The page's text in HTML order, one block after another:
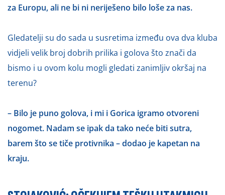
za Europu, ali ne bi ni neriješeno bilo loše za nas.
Gledatelji su do sada u susretima između ova dva kluba
vidjeli velik broj dobrih prilika i golova što znači da
bismo i u ovom kolu mogli gledati zanimljiv okršaj na
terenu?
– Bilo je puno golova, i mi i Gorica igramo otvoreni
nogomet. Nadam se ipak da tako neće biti sutra,
barem što se tiče protivnika – dodao je kapetan na
kraju.